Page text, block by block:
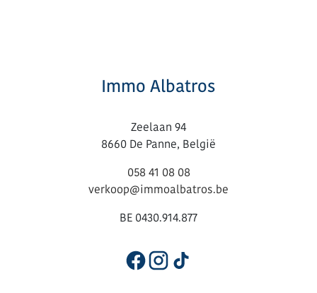
Immo Albatros
Zeelaan 94
8660 De Panne, België
058 41 08 08
verkoop@immoalbatros.be
BE 0430.914.877